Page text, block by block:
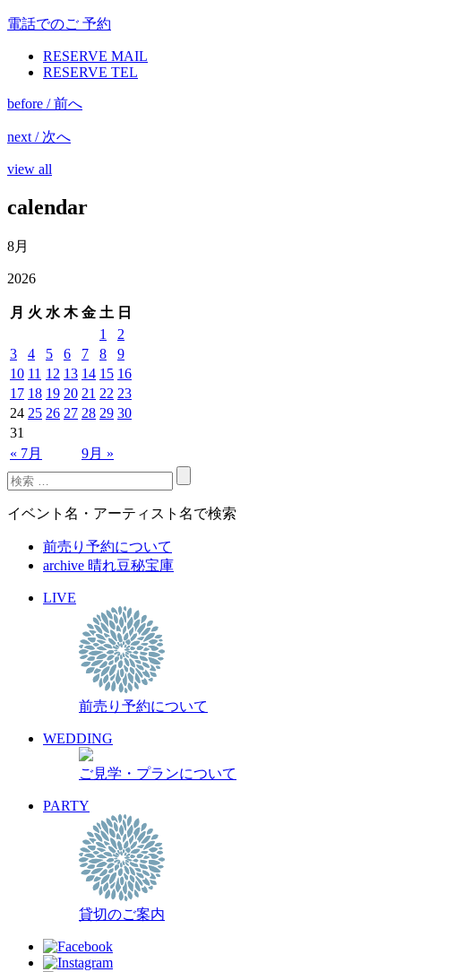
電話でのご 予約
RESERVE MAIL
RESERVE TEL
before / 前へ
next / 次へ
view all
calendar
8月
2026
月 火 水 木 金 土 日
« 7月 9月 »
1
2
3
4 5 6 7 8
9
10 11 12 13 14 15 16
17 18 19 20 21 22 23
24 25 26 27 28 29 30
31
イベント名・アーティスト名で検索
前売り予約について
archive 晴れ豆秘宝庫
LIVE
前売り予約について
WEDDING
ご見学・プランについて
PARTY
貸切のご案内